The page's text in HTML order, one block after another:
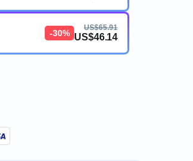
-30%
US$65.91
US$46.14